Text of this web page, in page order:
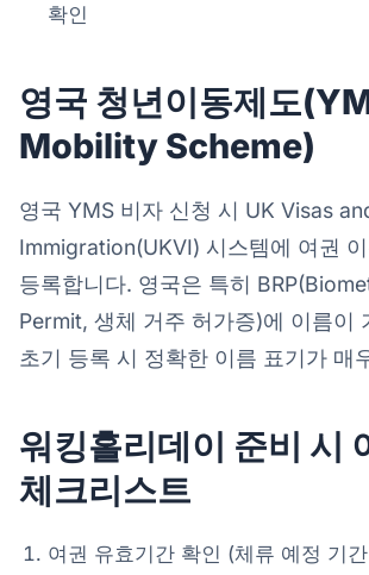
확인
영국 청년이동제도
Mobility Scheme)
영국 YMS 비자 신청 시 UK Visas
Immigration(UKVI) 시스템에 여권
등록합니다. 영국은 특히
Permit, 생체 거주 허가증)에 이름이
초기 등록 시 정확한 이름 표기가 매
워킹홀리데이 준비 시
체크리스트
여권 유효기간 확인 (체류 예정 기